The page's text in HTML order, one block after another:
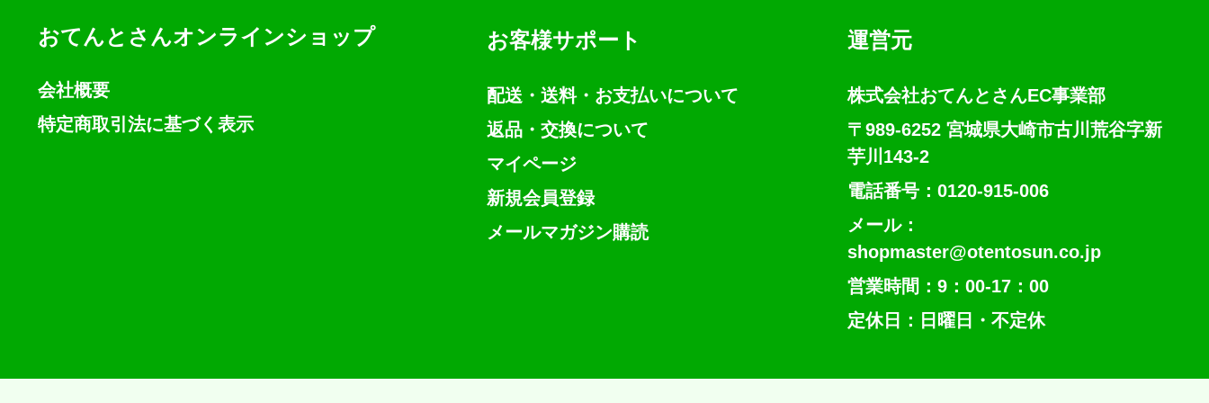
おてんとさんオンラインショップ
会社概要
特定商取引法に基づく表示
お客様サポート
配送・送料・お支払いについて
返品・交換について
マイページ
新規会員登録
メールマガジン購読
運営元
株式会社おてんとさんEC事業部
〒989-6252 宮城県大崎市古川荒谷字新
芋川143-2
電話番号：0120-915-006
メール：
shopmaster@otentosun.co.jp
営業時間：9：00-17：00
定休日：日曜日・不定休